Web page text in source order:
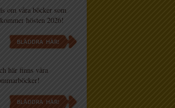
om våra böcker som
hösten 2026!
BLÄDDRA HÄR!
här finns våra
BLÄDDRA HÄR!